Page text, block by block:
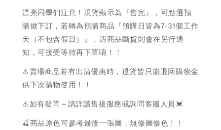
漂亮同學們注意！現貨顯示為『售完』，可點選預
購做下訂，若轉為預購商品『預購日皆為7-31個工作
天（不包含假日）』，遇商品斷貨則會在另行通
知，可接受等待再下單唷！！
⚠️賣場商品若有出清優惠時，退貨皆只能退回購物金
供下次購物使用！！
⚠️如有疑問～請詳讀售後服務或詢問客服人員💓
🍒商品原色可參考最後一張圖，無修圖修色！！